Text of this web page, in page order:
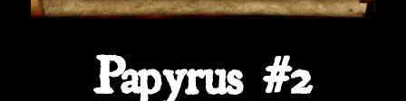
Papyrus #2